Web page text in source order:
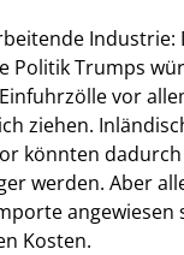
Industrie:
Politik Trumps
vor
ziehen.
könnten dadurch
werden. Aber
angewiesen
Kosten.